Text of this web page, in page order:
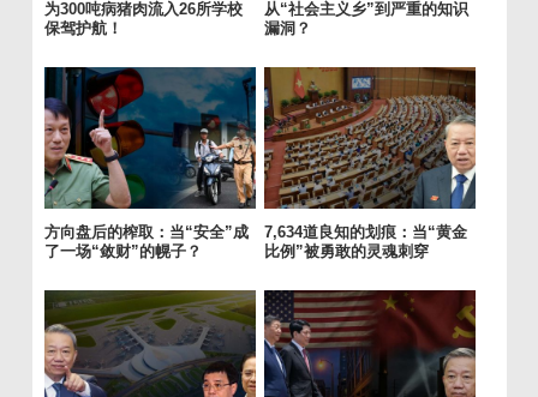
为300吨病猪肉流入26所学校
保驾护航！
从“社会主义乡”到严重的知识
漏洞？
方向盘后的榨取：当“安全”成
了一场“敛财”的幌子？
7,634道良知的划痕：当“黄金
比例”被勇敢的灵魂刺穿